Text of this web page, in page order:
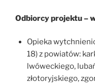
Odbiorcy projektu –
Opieka
18) z powiatów:
lwóweckiego,
złotoryjskiego,